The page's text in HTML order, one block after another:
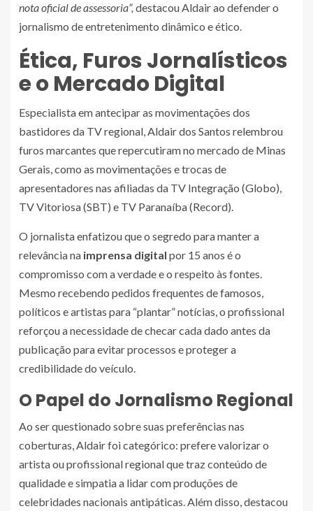
nota oficial de assessoria”, destacou Aldair ao defender o
jornalismo de entretenimento dinâmico e ético.
Ética, Furos Jornalísticos
e o Mercado Digital
Especialista em antecipar as movimentações dos
bastidores da TV regional, Aldair dos Santos relembrou
furos marcantes que repercutiram no mercado de Minas
Gerais, como as movimentações e trocas de
apresentadores nas afiliadas da TV Integração (Globo),
TV Vitoriosa (SBT) e TV Paranaíba (Record).
O jornalista enfatizou que o segredo para manter a
relevância na imprensa digital por 15 anos é o
compromisso com a verdade e o respeito às fontes.
Mesmo recebendo pedidos frequentes de famosos,
políticos e artistas para “plantar” notícias, o profissional
reforçou a necessidade de checar cada dado antes da
publicação para evitar processos e proteger a
credibilidade do veículo.
O Papel do Jornalismo Regional
Ao ser questionado sobre suas preferências nas
coberturas, Aldair foi categórico: prefere valorizar o
artista ou profissional regional que traz conteúdo de
qualidade e simpatia a lidar com produções de
celebridades nacionais antipáticas. Além disso, destacou